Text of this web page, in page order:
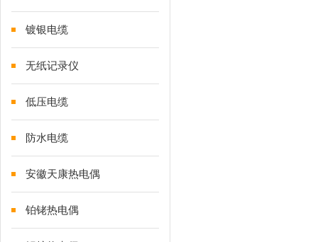
镀银电缆
无纸记录仪
低压电缆
防水电缆
安徽天康热电偶
铂铑热电偶